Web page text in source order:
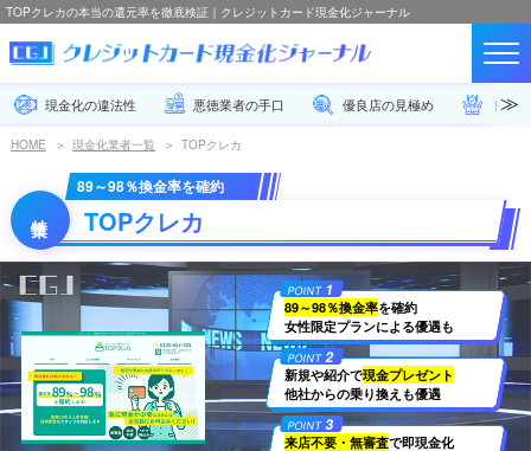
TOPクレカの本当の還元率を徹底検証｜クレジットカード現金化ジャーナル
現金化の違法性 悪徳業者の手口 優良店の見極め トラ
HOME 現金化業者一覧 TOPクレカ
89～98％換金率を確約
TOPクレカ
POINT 1
89～98％換金率を確約
女性限定プランによる優遇も
POINT2
新規や紹介で現金プレゼント
他社からの乗り換えも優遇
POINT3
来店不要・無審査で即現金化